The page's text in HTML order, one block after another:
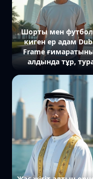
Шорты мен
киген ер адам
Frame
алдында тұр,
айналасында
саябақ көрінеді.